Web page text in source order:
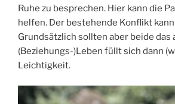
Ruhe zu besprechen. Hier kann die
helfen. Der bestehende Konflikt
Grundsätzlich sollten aber beide das
(Beziehungs-)Leben füllt sich dann
Leichtigkeit.